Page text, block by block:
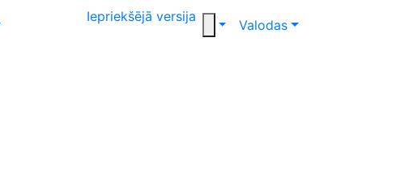
Iepriekšējā versija
Valodas